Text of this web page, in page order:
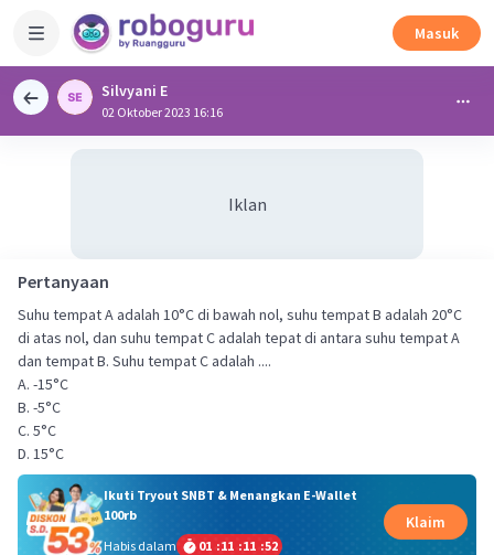
Masuk
Silvyani E
02 Oktober 2023 16:16
Iklan
Pertanyaan
Suhu tempat A adalah 10°C di bawah nol, suhu tempat B adalah 20°C
di atas nol, dan suhu tempat C adalah tepat di antara suhu tempat A
dan tempat B. Suhu tempat C adalah ....
A. -15°C
B. -5°C
C. 5°C
D. 15°C
Ikuti Tryout SNBT & Menangkan E-Wallet
100rb
Habis dalam
01 :11 :11 :52
Klaim